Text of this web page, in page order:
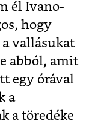
él Ivano-
hogy
vallásukat
abból, amit
egy órával
a
a töredéke